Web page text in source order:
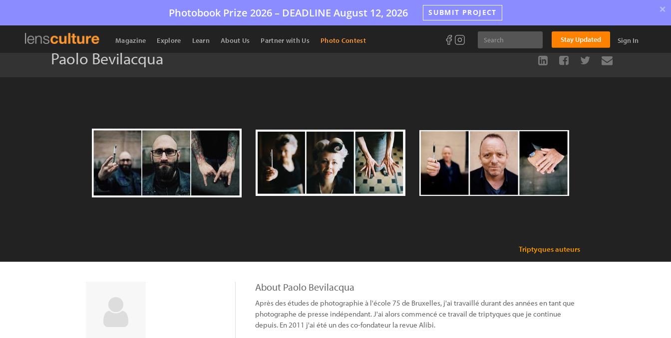
Photobook Prize 2026 – DEADLINE August 12, 2026 SUBMIT PROJECT ×
Magazine Explore Learn About Us Partner with Us Photo Contest Stay Updated Sign In
Paolo Bevilacqua
Triptyques auteurs
About Paolo Bevilacqua
Après des études de photographie à l'école 75 de Bruxelles, j'ai travaillé durant des années en tant que
photographe de presse indépendant. J'ai alors commencé ce travail de triptyques que je continue
depuis. En 2011 j'ai été un des co-fondateur la revue Alibi.